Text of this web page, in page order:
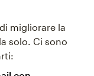
migliorare la
solo. Ci sono